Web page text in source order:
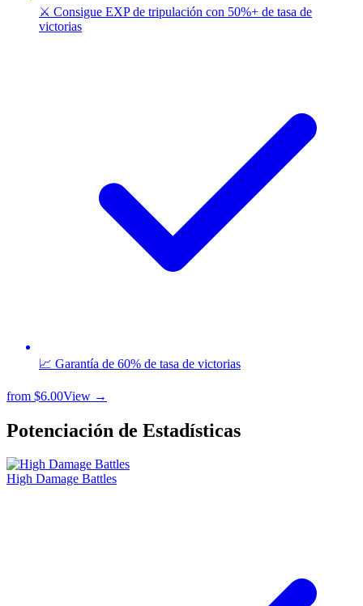
⚔️ Consigue EXP de tripulación con 50%+ de tasa de
victorias
📈 Garantía de 60% de tasa de victorias
from $6.00View →
Potenciación de Estadísticas
High Damage Battles